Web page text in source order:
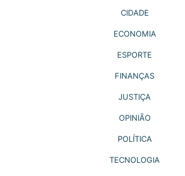
CIDADE
ECONOMIA
ESPORTE
FINANÇAS
JUSTIÇA
OPINIÃO
POLÍTICA
TECNOLOGIA